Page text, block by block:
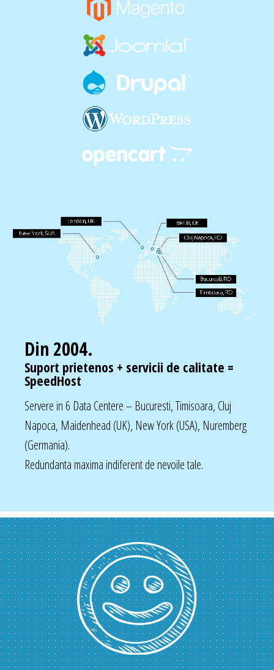
Din 2004.
Suport prietenos + servicii de calitate =
SpeedHost
Servere in 6 Data Centere – Bucuresti, Timisoara, Cluj
Napoca, Maidenhead (UK), New York (USA), Nuremberg
(Germania).
Redundanta maxima indiferent de nevoile tale.